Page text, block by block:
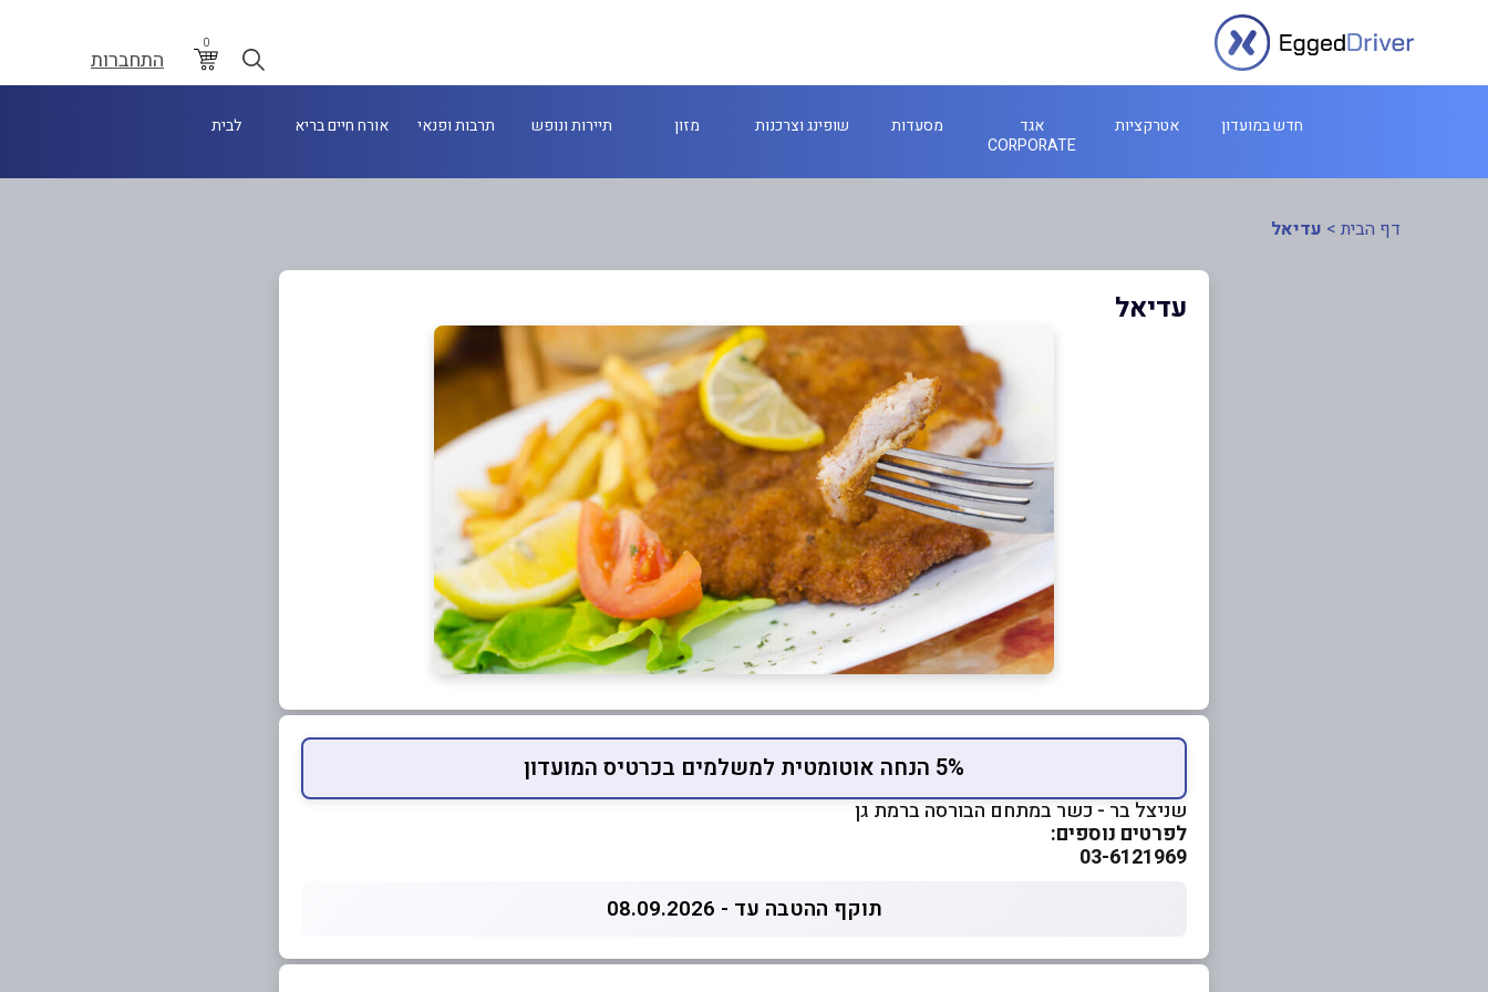
0
התחברות
חדש במועדון אטרקציות
אגד
CORPORATE
מסעדות שופינג וצרכנות מזון תיירות ונופש תרבות ופנאי אורח חיים בריא לבית
דף הבית > עדיאל
עדיאל
5% הנחה אוטומטית למשלמים בכרטיס המועדון
שניצל בר - כשר במתחם הבורסה ברמת גן
לפרטים נוספים:
03-6121969
תוקף ההטבה עד - 08.09.2026